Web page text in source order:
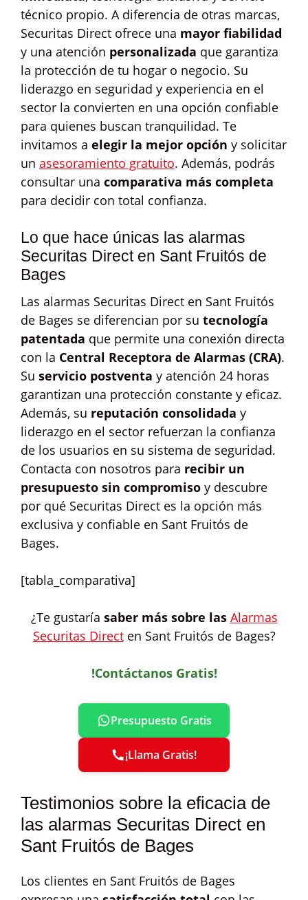
técnico propio. A diferencia de otras marcas,
Securitas Direct ofrece una mayor fiabilidad
y una atención personalizada que garantiza
la protección de tu hogar o negocio. Su
liderazgo en seguridad y experiencia en el
sector la convierten en una opción confiable
para quienes buscan tranquilidad. Te
invitamos a elegir la mejor opción y solicitar
un asesoramiento gratuito. Además, podrás
consultar una comparativa más completa
para decidir con total confianza.
Lo que hace únicas las alarmas
Securitas Direct en Sant Fruitós de
Bages
Las alarmas Securitas Direct en Sant Fruitós
de Bages se diferencian por su tecnología
patentada que permite una conexión directa
con la Central Receptora de Alarmas (CRA).
Su servicio postventa y atención 24 horas
garantizan una protección constante y eficaz.
Además, su reputación consolidada y
liderazgo en el sector refuerzan la confianza
de los usuarios en su sistema de seguridad.
Contacta con nosotros para recibir un
presupuesto sin compromiso y descubre
por qué Securitas Direct es la opción más
exclusiva y confiable en Sant Fruitós de
Bages.
[tabla_comparativa]
¿Te gustaría saber más sobre las Alarmas
Securitas Directen Sant Fruitós de Bages?
!Contáctanos Gratis!
Presupuesto Gratis
¡Llama Gratis!
Testimonios sobre la eficacia de
las alarmas Securitas Direct en
Sant Fruitós de Bages
Los clientes en Sant Fruitós de Bages